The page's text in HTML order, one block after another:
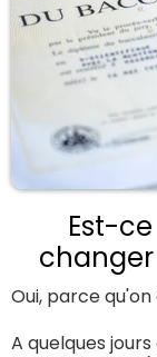
Est-
changer
Oui, parce
A quelques